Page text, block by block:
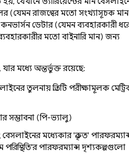
(যেমন রাজস্বের মতো সংখ্যাসূচক
ডেটার (যেমন ব্যবহারকারী
মতো বাইনারি মান) জন্য
মধ্যে অন্তর্ভুক্ত রয়েছে:
তুলনায় প্রতিটি পরীক্ষামূলক
সম্ভাবনা (পি-ভ্যালু)
মধ্যেকার 'প্রকৃত'
পরিস্থিতি'র পারফরম্যান্স দৃশ্যকল্পগুলো